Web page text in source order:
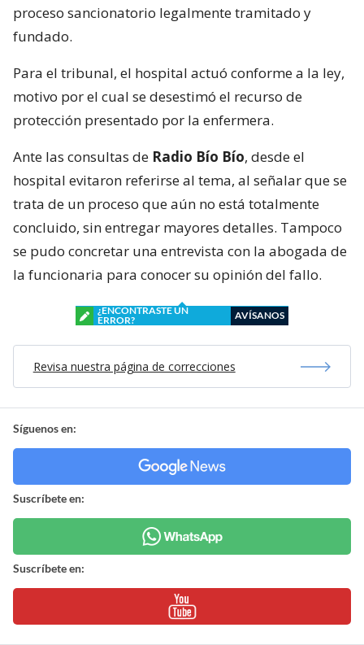
proceso sancionatorio legalmente tramitado y
fundado.
Para el tribunal, el hospital actuó conforme a la ley,
motivo por el cual se desestimó el recurso de
protección presentado por la enfermera.
Ante las consultas de Radio Bío Bío, desde el
hospital evitaron referirse al tema, al señalar que se
trata de un proceso que aún no está totalmente
concluido, sin entregar mayores detalles. Tampoco
se pudo concretar una entrevista con la abogada de
la funcionaria para conocer su opinión del fallo.
¿ENCONTRASTE UN
ERROR?
AVÍSANOS
Revisa nuestra página de correcciones
Síguenos en:
Suscríbete en:
Suscríbete en: